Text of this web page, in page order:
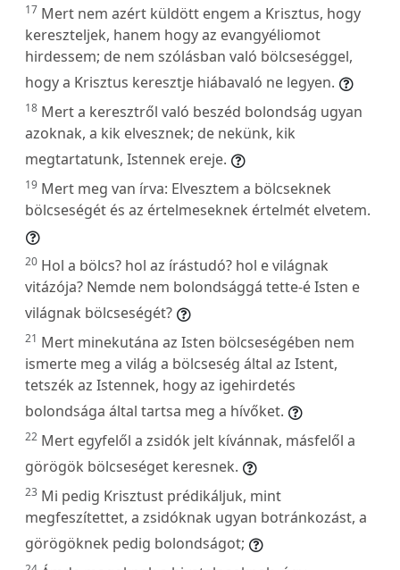
17 Mert nem azért küldött engem a Krisztus, hogy
kereszteljek, hanem hogy az evangyéliomot
hirdessem; de nem szólásban való bölcseséggel,
hogy a Krisztus keresztje hiábavaló ne legyen.
18 Mert a keresztről való beszéd bolondság ugyan
azoknak, a kik elvesznek; de nekünk, kik
megtartatunk, Istennek ereje.
19 Mert meg van írva: Elvesztem a bölcseknek
bölcseségét és az értelmeseknek értelmét elvetem.
20 Hol a bölcs? hol az írástudó? hol e világnak
vitázója? Nemde nem bolondsággá tette-é Isten e
világnak bölcseségét?
21 Mert minekutána az Isten bölcseségében nem
ismerte meg a világ a bölcseség által az Istent,
tetszék az Istennek, hogy az igehirdetés
bolondsága által tartsa meg a hívőket.
22 Mert egyfelől a zsidók jelt kívánnak, másfelől a
görögök bölcseséget keresnek.
23 Mi pedig Krisztust prédikáljuk, mint
megfeszítettet, a zsidóknak ugyan botránkozást, a
görögöknek pedig bolondságot;